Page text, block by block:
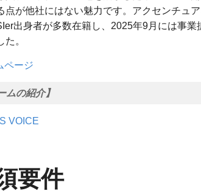
点が他社にはない魅力です。アクセンチュ
出身者が多数在籍し、2025年9月には事
。
ページ
ムの紹介】
VOICE
要件